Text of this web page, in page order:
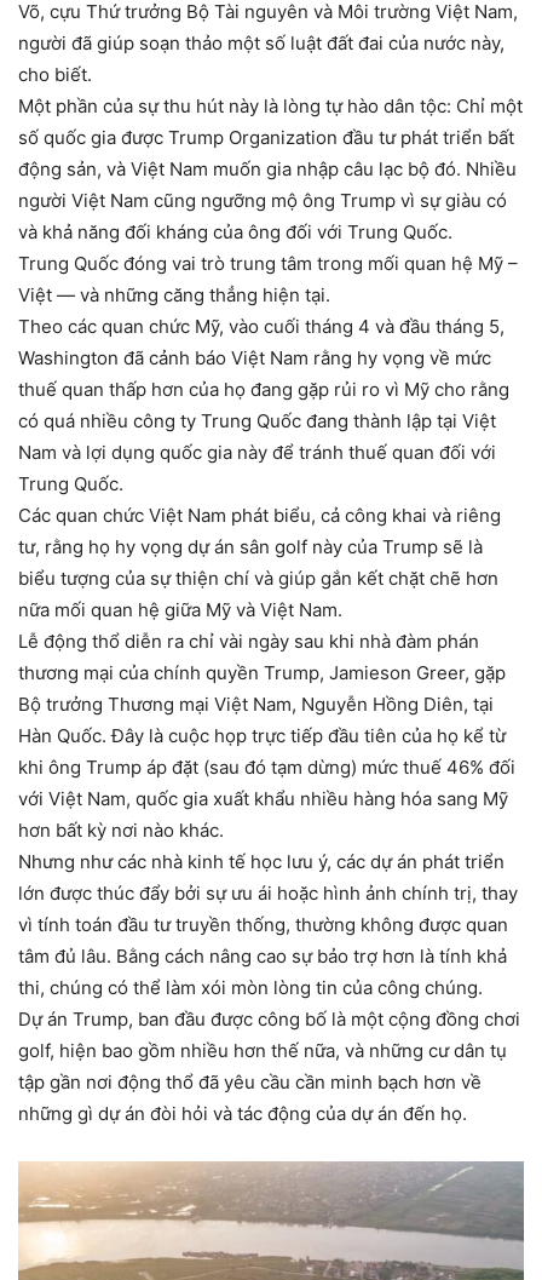
Võ, cựu Thứ trưởng Bộ Tài nguyên và Môi trường Việt Nam,
người đã giúp soạn thảo một số luật đất đai của nước này,
cho biết.
Một phần của sự thu hút này là lòng tự hào dân tộc: Chỉ một
số quốc gia được Trump Organization đầu tư phát triển bất
động sản, và Việt Nam muốn gia nhập câu lạc bộ đó. Nhiều
người Việt Nam cũng ngưỡng mộ ông Trump vì sự giàu có
và khả năng đối kháng của ông đối với Trung Quốc.
Trung Quốc đóng vai trò trung tâm trong mối quan hệ Mỹ –
Việt — và những căng thẳng hiện tại.
Theo các quan chức Mỹ, vào cuối tháng 4 và đầu tháng 5,
Washington đã cảnh báo Việt Nam rằng hy vọng về mức
thuế quan thấp hơn của họ đang gặp rủi ro vì Mỹ cho rằng
có quá nhiều công ty Trung Quốc đang thành lập tại Việt
Nam và lợi dụng quốc gia này để tránh thuế quan đối với
Trung Quốc.
Các quan chức Việt Nam phát biểu, cả công khai và riêng
tư, rằng họ hy vọng dự án sân golf này của Trump sẽ là
biểu tượng của sự thiện chí và giúp gắn kết chặt chẽ hơn
nữa mối quan hệ giữa Mỹ và Việt Nam.
Lễ động thổ diễn ra chỉ vài ngày sau khi nhà đàm phán
thương mại của chính quyền Trump, Jamieson Greer, gặp
Bộ trưởng Thương mại Việt Nam, Nguyễn Hồng Diên, tại
Hàn Quốc. Đây là cuộc họp trực tiếp đầu tiên của họ kể từ
khi ông Trump áp đặt (sau đó tạm dừng) mức thuế 46% đối
với Việt Nam, quốc gia xuất khẩu nhiều hàng hóa sang Mỹ
hơn bất kỳ nơi nào khác.
Nhưng như các nhà kinh tế học lưu ý, các dự án phát triển
lớn được thúc đẩy bởi sự ưu ái hoặc hình ảnh chính trị, thay
vì tính toán đầu tư truyền thống, thường không được quan
tâm đủ lâu. Bằng cách nâng cao sự bảo trợ hơn là tính khả
thi, chúng có thể làm xói mòn lòng tin của công chúng.
Dự án Trump, ban đầu được công bố là một cộng đồng chơi
golf, hiện bao gồm nhiều hơn thế nữa, và những cư dân tụ
tập gần nơi động thổ đã yêu cầu cần minh bạch hơn về
những gì dự án đòi hỏi và tác động của dự án đến họ.